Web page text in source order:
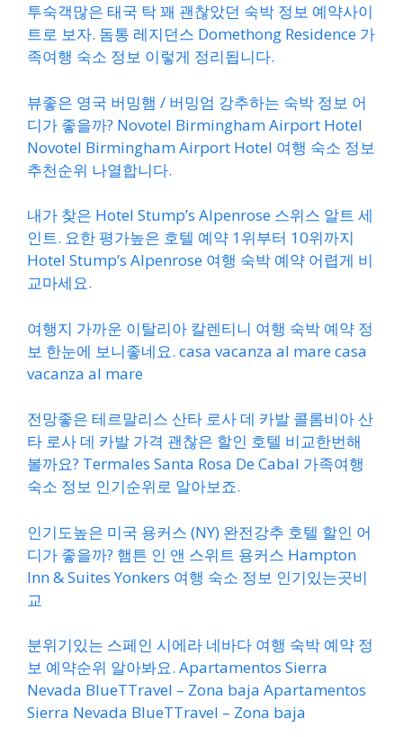
투숙객많은 태국 탁 꽤 괜찮았던 숙박 정보 예약사이
트로 보자. 돔통 레지던스 Domethong Residence 가
족여행 숙소 정보 이렇게 정리됩니다.
뷰좋은 영국 버밍햄 / 버밍엄 강추하는 숙박 정보 어
디가 좋을까? Novotel Birmingham Airport Hotel
Novotel Birmingham Airport Hotel 여행 숙소 정보
추천순위 나열합니다.
내가 찾은 Hotel Stump’s Alpenrose 스위스 알트 세
인트. 요한 평가높은 호텔 예약 1위부터 10위까지
Hotel Stump’s Alpenrose 여행 숙박 예약 어렵게 비
교마세요.
여행지 가까운 이탈리아 칼렌티니 여행 숙박 예약 정
보 한눈에 보니좋네요. casa vacanza al mare casa
vacanza al mare
전망좋은 테르말리스 산타 로사 데 카발 콜롬비아 산
타 로사 데 카발 가격 괜찮은 할인 호텔 비교한번해
볼까요? Termales Santa Rosa De Cabal 가족여행
숙소 정보 인기순위로 알아보죠.
인기도높은 미국 용커스 (NY) 완전강추 호텔 할인 어
디가 좋을까? 햄튼 인 앤 스위트 용커스 Hampton
Inn & Suites Yonkers 여행 숙소 정보 인기있는곳비
교
분위기있는 스페인 시에라 네바다 여행 숙박 예약 정
보 예약순위 알아봐요. Apartamentos Sierra
Nevada BlueTTravel – Zona baja Apartamentos
Sierra Nevada BlueTTravel – Zona baja